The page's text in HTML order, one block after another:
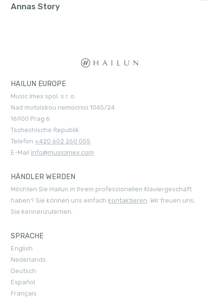
Annas Story
HAILUN EUROPE
Music Imex spol. s r. o.
Nad motolskou nemocnici 1045/24
16900 Prag 6
Tschechische Republik
Telefon +420 602 260 055
E-Mail info@musicimex.com
HÄNDLER WERDEN
Möchten Sie Hailun in Ihrem professionellen Klaviergeschäft
haben? Sie können uns einfach kontaktieren. Wir freuen uns,
Sie kennenzulernen.
SPRACHE
English
Nederlands
Deutsch
Español
Français